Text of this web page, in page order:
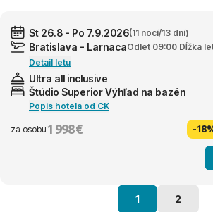
St 26.8 - Po 7.9.2026(11 nocí/13 dní)
Bratislava - LarnacaOdlet 09:00 Dĺžka
Detail letu
Ultra all inclusive
Štúdio Superior Výhľad na bazén
Popis hotela od CK
za osobu 1 998 € -
1 2